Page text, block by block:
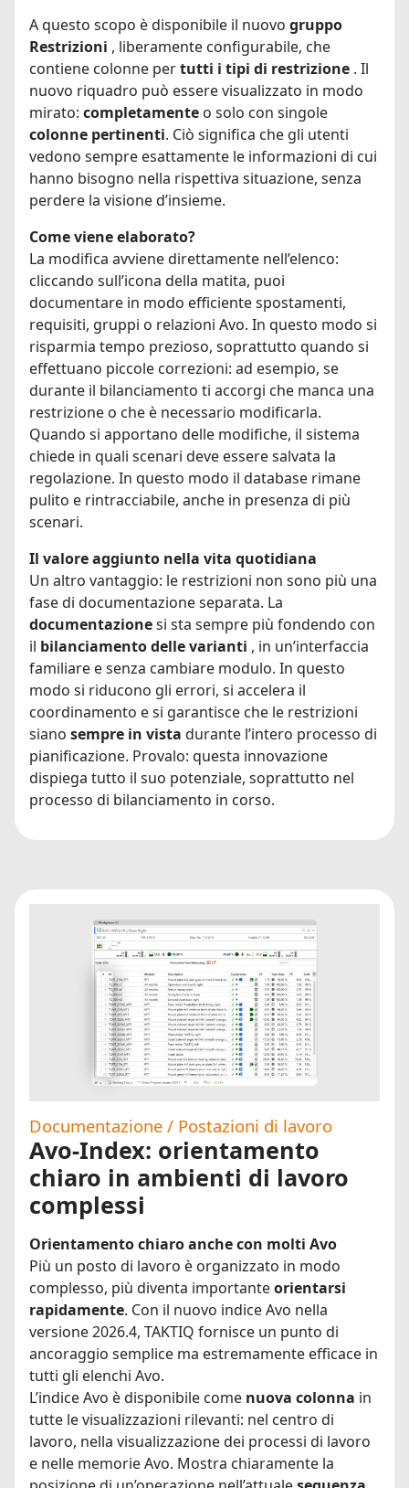
A questo scopo è disponibile il nuovo gruppo
Restrizioni , liberamente configurabile, che
contiene colonne pertutti i tipi di restrizione . Il
nuovo riquadro può essere visualizzato in modo
mirato: completamente o solo con singole
colonne pertinenti. Ciò significa che gli utenti
vedono sempre esattamente le informazioni di cui
hanno bisogno nella rispettiva situazione, senza
perdere la visione d’insieme.
Come viene elaborato?
La modifica avviene direttamente nell’elenco:
cliccando sull’icona della matita, puoi
documentare in modo efficiente spostamenti,
requisiti, gruppi o relazioni Avo. In questo modo si
risparmia tempo prezioso, soprattutto quando si
effettuano piccole correzioni: ad esempio, se
durante il bilanciamento ti accorgi che manca una
restrizione o che è necessario modificarla.
Quando si apportano delle modifiche, il sistema
chiede in quali scenari deve essere salvata la
regolazione. In questo modo il database rimane
pulito e rintracciabile, anche in presenza di più
scenari.
Il valore aggiunto nella vita quotidiana
Un altro vantaggio: le restrizioni non sono più una
fase di documentazione separata. La
documentazionesi sta sempre più fondendo con
il bilanciamento delle varianti , in un’interfaccia
familiare e senza cambiare modulo. In questo
modo si riducono gli errori, si accelera il
coordinamento e si garantisce che le restrizioni
siano sempre in vista durante l’intero processo di
pianificazione. Provalo: questa innovazione
dispiega tutto il suo potenziale, soprattutto nel
processo di bilanciamento in corso.
Documentazione / Postazioni di lavoro
Avo-Index: orientamento
chiaro in ambienti di lavoro
complessi
Orientamento chiaro anche con molti Avo
Più un posto di lavoro è organizzato in modo
complesso, più diventa importanteorientarsi
rapidamente. Con il nuovo indice Avo nella
versione 2026.4, TAKTIQ fornisce un punto di
ancoraggio semplice ma estremamente efficace in
tutti gli elenchi Avo.
L’indice Avo è disponibile come nuova colonna in
tutte le visualizzazioni rilevanti: nel centro di
lavoro, nella visualizzazione dei processi di lavoro
e nelle memorie Avo. Mostra chiaramente la